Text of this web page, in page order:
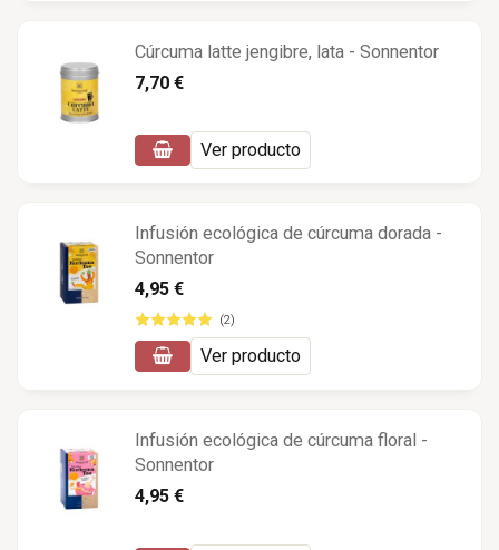
Cúrcuma latte jengibre, lata - Sonnentor
7,70 €
Ver producto
Infusión ecológica de cúrcuma dorada -
Sonnentor
4,95 €
(2)
Ver producto
Infusión ecológica de cúrcuma floral -
Sonnentor
4,95 €